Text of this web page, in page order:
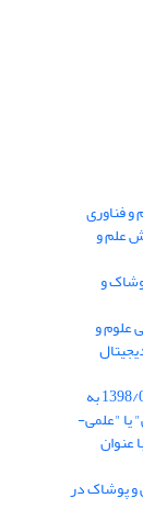
علوم و فناوری
علم و
و
علوم و
از تاریخ ابلاغ آیین نامه 11/25685 مورخ 1398/02/09 به
یا "علمی-
عنوان
و پوشاک در